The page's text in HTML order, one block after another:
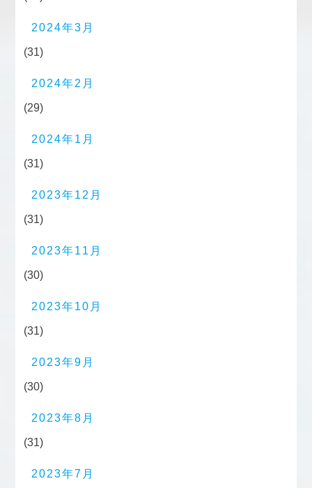
2024年3月
(31)
2024年2月
(29)
2024年1月
(31)
2023年12月
(31)
2023年11月
(30)
2023年10月
(31)
2023年9月
(30)
2023年8月
(31)
2023年7月